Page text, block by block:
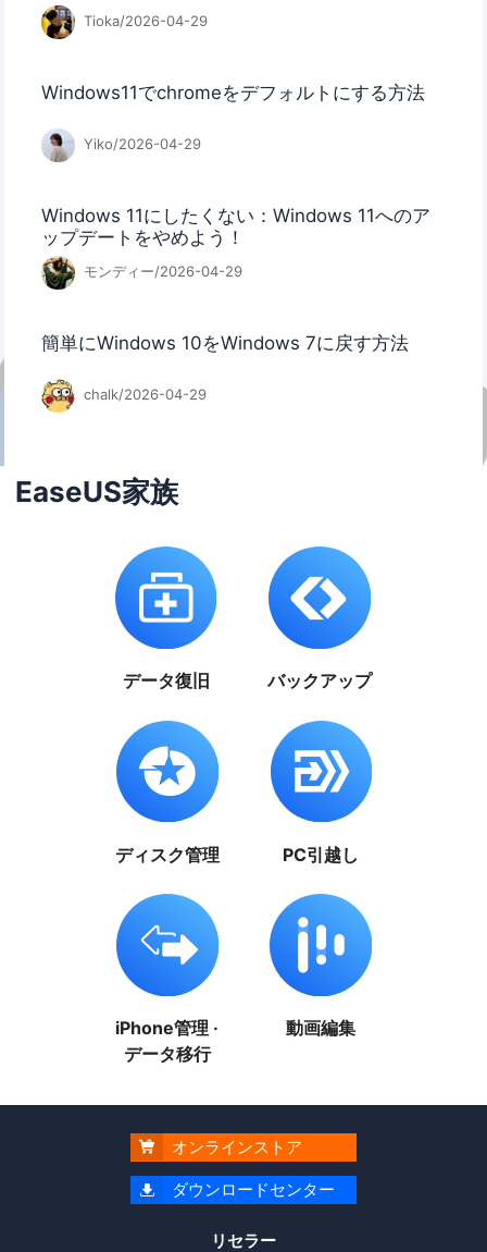
Tioka/2026-04-29
Windows11でchromeをデフォルトにする方法
Yiko/2026-04-29
Windows 11にしたくない：Windows 11へのア
ップデートをやめよう！
モンディー/2026-04-29
簡単にWindows 10をWindows 7に戻す方法
chalk/2026-04-29
EaseUS家族
データ復旧 バックアップ
ディスク管理 PC引越し
iPhone管理 ·
データ移行
動画編集
 オンラインストア
 ダウンロードセンター
リセラー